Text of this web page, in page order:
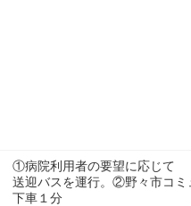
①病院利用者の要望に応じて
送迎バスを運行。②野々市コミ
下車１分